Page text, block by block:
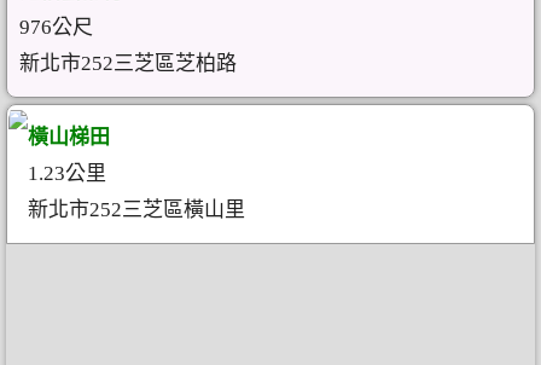
976公尺
新北市252三芝區芝柏路
橫山梯田
1.23公里
新北市252三芝區橫山里